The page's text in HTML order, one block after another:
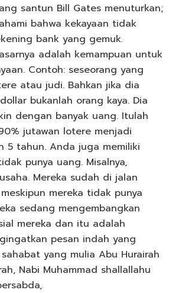
santun Bill Gates menuturkan;
bahwa kekayaan tidak
bank yang gemuk.
adalah kemampuan untuk
Contoh: seseorang yang
atau judi. Bahkan jika dia
bukanlah orang kaya. Dia
dengan banyak uang. Itulah
jutawan lotere menjadi
5 tahun. Anda juga memiliki
punya uang. Misalnya,
Mereka sudah di jalan
mereka tidak punya
sedang mengembangkan
mereka dan itu adalah
pesan indah yang
yang mulia Abu Hurairah
Nabi Muhammad shallallahu